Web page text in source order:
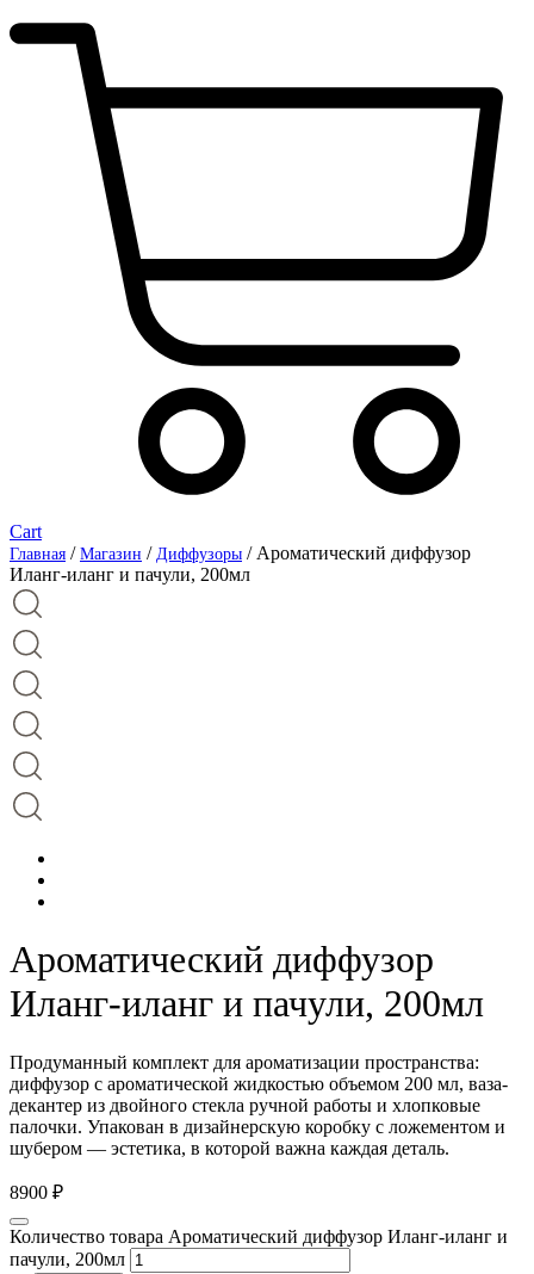
Cart
Главная / Магазин / Диффузоры / Ароматический диффузор
Иланг-иланг и пачули, 200мл
Ароматический диффузор
Иланг-иланг и пачули, 200мл
Продуманный комплект для ароматизации пространства:
диффузор с ароматической жидкостью объемом 200 мл, ваза-
декантер из двойного стекла ручной работы и хлопковые
палочки. Упакован в дизайнерскую коробку с ложементом и
шубером — эстетика, в которой важна каждая деталь.
8900 ₽
Количество товара Ароматический диффузор Иланг-иланг и
пачули, 200мл